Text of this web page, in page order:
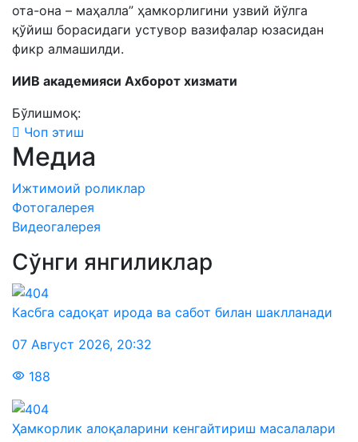
ота-она – маҳалла” ҳамкорлигини узвий йўлга
қўйиш борасидаги устувор вазифалар юзасидан
фикр алмашилди.
ИИВ академияси Ахборот хизмати
Бўлишмоқ:
Чоп этиш
Медиа
Ижтимоий роликлар
Фотогалерея
Видеогалерея
Сўнги янгиликлар
Касбга садоқат ирода ва сабот билан шаклланади
07 Август 2026, 20:32
188
Ҳамкорлик алоқаларини кенгайтириш масалалари